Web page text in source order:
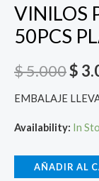
VINILOS
50PCS
$5.000$
EMBALAJE
Availability: In
AÑADIR AL